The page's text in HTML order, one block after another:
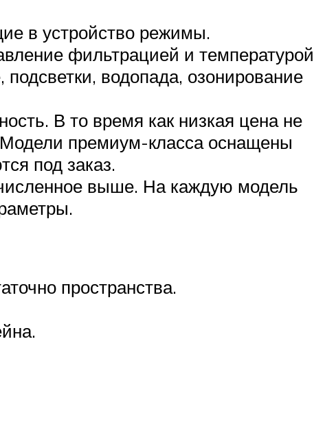
в устройство режимы.
фильтрацией и температурой
водопада, озонирование
В то время как низкая цена не
Модели премиум-класса оснащены
под заказ.
выше. На каждую модель
пространства.